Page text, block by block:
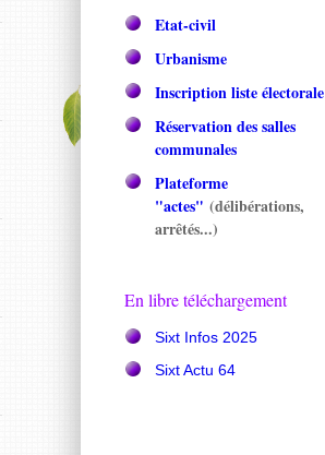
Etat-civil
Urbanisme
Inscription liste électorale
Réservation des salles
communales
Plateforme
"actes" (délibérations,
arrêtés...)
En libre téléchargement
Sixt Infos 2025
Sixt Actu 64